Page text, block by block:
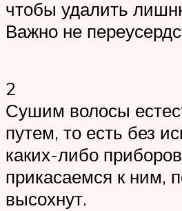
чтобы удалить
Важно не
2
Сушим волосы
путем, то есть без
каких-либо
прикасаемся к ним,
высохнут.